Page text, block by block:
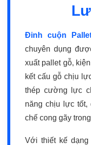
Đinh cuộn
chuyên dụng
xuất pallet gỗ,
kết cấu gỗ chịu
thép cường lực
năng chịu lực tốt,
chế cong gãy
Với thiết kế dạng